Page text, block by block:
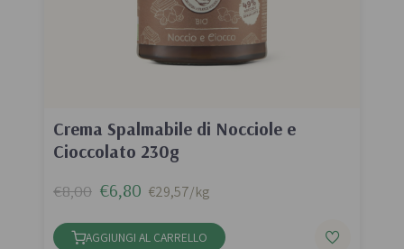
Crema Spalmabile di Nocciole e
Cioccolato 230g
€8,00 €6,80 €29,57/kg
AGGIUNGI AL CARRELLO